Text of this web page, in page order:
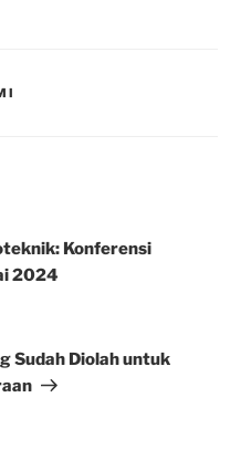
Konferensi
2024
Sudah Diolah untuk